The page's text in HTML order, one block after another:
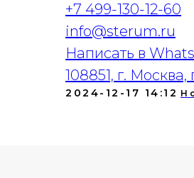
+7 499-130-12-60
info@sterum.ru
Написать в
108851, г.
2024-12-17 14:12